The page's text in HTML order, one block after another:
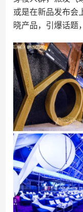
或是在新品发布会
晓产品，引爆话题